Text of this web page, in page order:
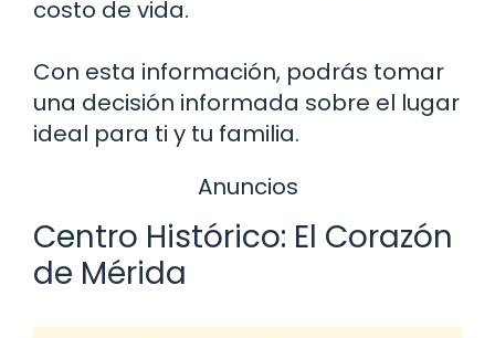
costo de vida.
Con esta información, podrás tomar
una decisión informada sobre el lugar
ideal para ti y tu familia.
Anuncios
Centro Histórico: El Corazón
de Mérida